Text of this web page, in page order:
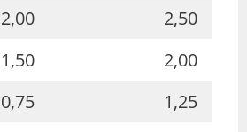
2,00
2,50
1,50
2,00
0,75
1,25